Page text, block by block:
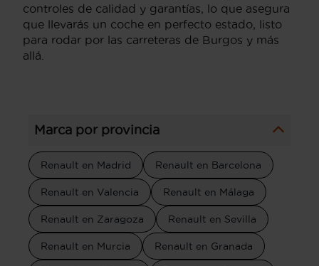
controles de calidad y garantías, lo que asegura
que llevarás un coche en perfecto estado, listo
para rodar por las carreteras de Burgos y más
allá.
Marca por provincia
Renault en Madrid Renault en Barcelona
Renault en Valencia Renault en Málaga
Renault en Zaragoza Renault en Sevilla
Renault en Murcia Renault en Granada